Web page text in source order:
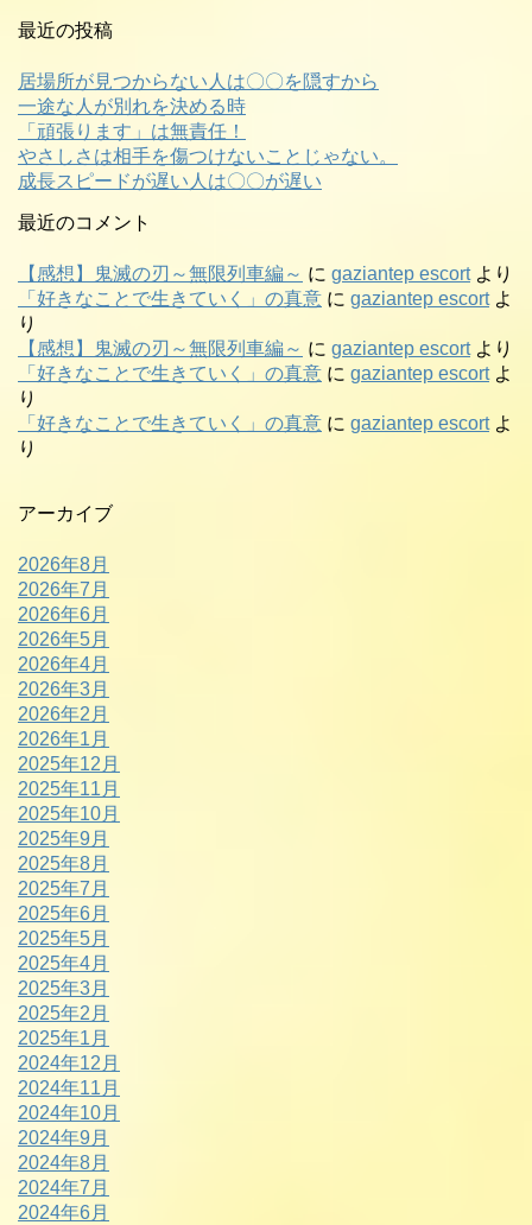
最近の投稿
居場所が見つからない人は〇〇を隠すから
一途な人が別れを決める時
「頑張ります」は無責任！
やさしさは相手を傷つけないことじゃない。
成長スピードが遅い人は〇〇が遅い
最近のコメント
【感想】鬼滅の刃～無限列車編～ に gaziantep escortより
「好きなことで生きていく」の真意 に gaziantep escortよ
り
【感想】鬼滅の刃～無限列車編～ に gaziantep escortより
「好きなことで生きていく」の真意 に gaziantep escortよ
り
「好きなことで生きていく」の真意 に gaziantep escortよ
り
アーカイブ
2026年8月
2026年7月
2026年6月
2026年5月
2026年4月
2026年3月
2026年2月
2026年1月
2025年12月
2025年11月
2025年10月
2025年9月
2025年8月
2025年7月
2025年6月
2025年5月
2025年4月
2025年3月
2025年2月
2025年1月
2024年12月
2024年11月
2024年10月
2024年9月
2024年8月
2024年7月
2024年6月